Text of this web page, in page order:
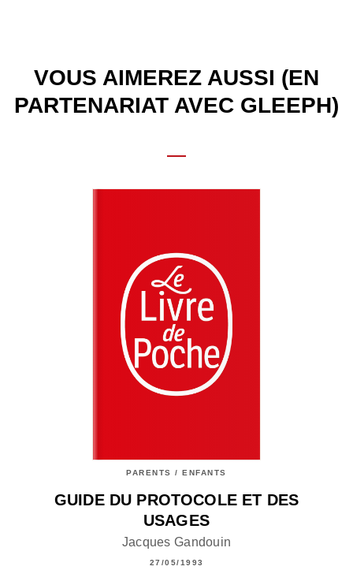
VOUS AIMEREZ AUSSI (EN
PARTENARIAT AVEC GLEEPH)
PARENTS / ENFANTS
GUIDE DU PROTOCOLE ET DES
USAGES
Jacques Gandouin
27/05/1993